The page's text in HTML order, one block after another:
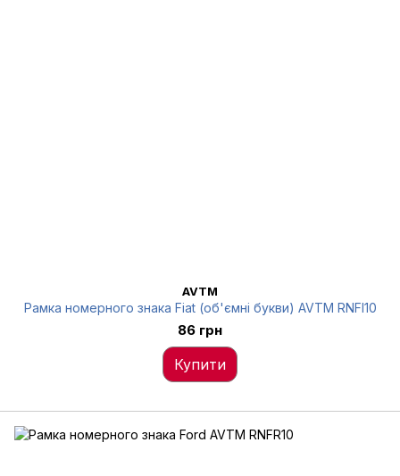
AVTM
Рамка номерного знака Fiat (об'ємні букви) AVTM RNFI10
86 грн
Купити